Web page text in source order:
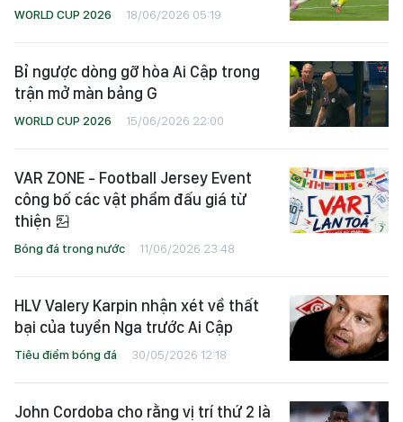
WORLD CUP 2026 18/06/2026 05:19
Bỉ ngược dòng gỡ hòa Ai Cập trong
trận mở màn bảng G
WORLD CUP 2026 15/06/2026 22:00
VAR ZONE - Football Jersey Event
công bố các vật phẩm đấu giá từ
thiện
Bóng đá trong nước 11/06/2026 23:48
HLV Valery Karpin nhận xét về thất
bại của tuyển Nga trước Ai Cập
Tiêu điểm bóng đá 30/05/2026 12:18
John Cordoba cho rằng vị trí thứ 2 là